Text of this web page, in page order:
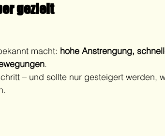
gezielt
macht: hohe Anstrengung,
.
– und sollte nur gesteigert werden,